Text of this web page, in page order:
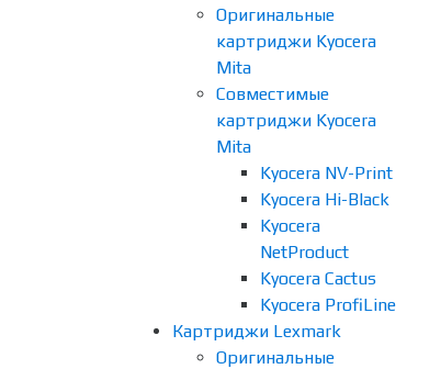
Оригинальные
картриджи Kyocera
Mita
Совместимые
картриджи Kyocera
Mita
Kyocera NV-Print
Kyocera Hi-Black
Kyocera
NetProduct
Kyocera Cactus
Kyocera ProfiLine
Картриджи Lexmark
Оригинальные